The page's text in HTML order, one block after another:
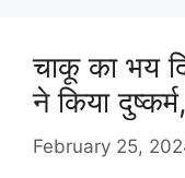
चाकू का भय
ने किया
February 25,